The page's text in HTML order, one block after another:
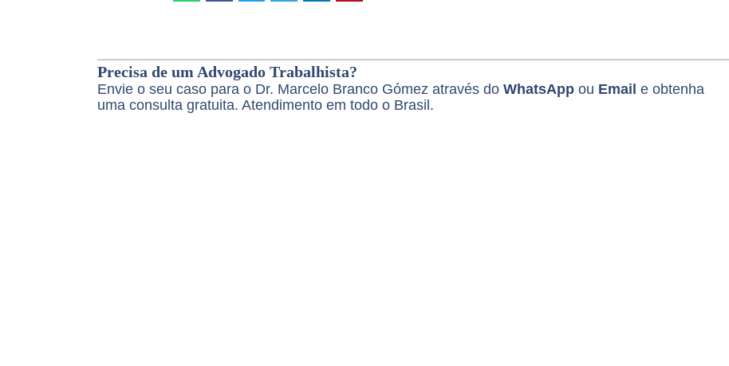
Precisa de um Advogado Trabalhista?
Envie o seu caso para o Dr. Marcelo Branco Gómez através do WhatsApp ou Email e obtenha
uma consulta gratuita. Atendimento em todo o Brasil.